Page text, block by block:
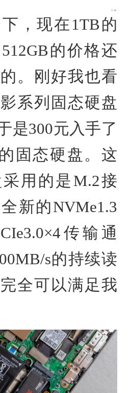
，现在1TB的
的价格还
。刚好我也看
系列固态硬盘
是300元入手了
固态硬盘。这
用的是M.2接
新的NVMe1.3
传输通
s的持续读
全可以满足我